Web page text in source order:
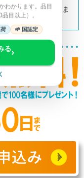
クルを推進していま
わかります。品目
目以上）。
🌱 国認定
る›